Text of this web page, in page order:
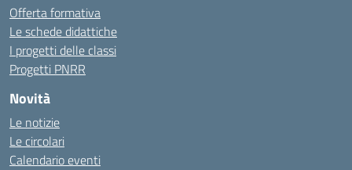
Offerta formativa
Le schede didattiche
I progetti delle classi
Progetti PNRR
Novità
Le notizie
Le circolari
Calendario eventi